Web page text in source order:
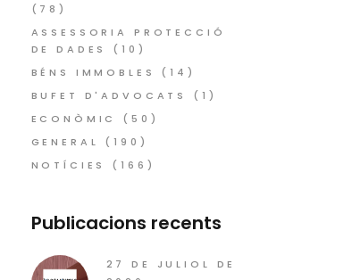
(78)
ASSESSORIA PROTECCIÓ
DE DADES
(10)
BÉNS IMMOBLES
(14)
BUFET D'ADVOCATS
(1)
ECONÒMIC
(50)
GENERAL
(190)
NOTÍCIES
(166)
Publicacions recents
27 DE JULIOL DE